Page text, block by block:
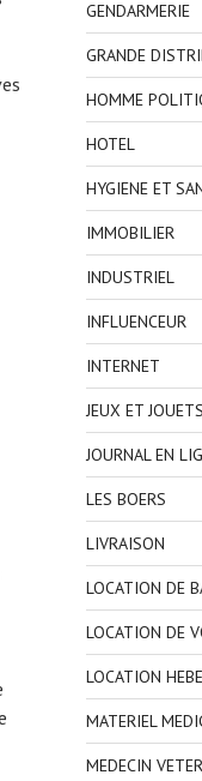
GENDARMERIE
GRANDE
HOMME
HOTEL
HYGIENE ET
IMMOBILIER
INDUSTRIEL
INFLUENCEUR
INTERNET
JEUX ET JOUETS
JOURNAL EN
LES BOERS
LIVRAISON
LOCATION DE
LOCATION DE
LOCATION
MATERIEL
MEDECIN